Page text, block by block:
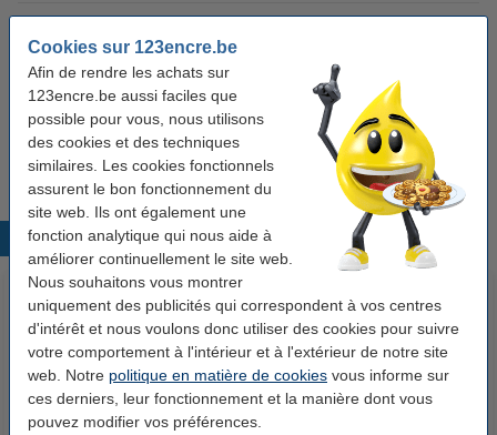
Cookies sur 123encre.be
Afin de rendre les achats sur
123encre.be aussi faciles que
possible pour vous, nous utilisons
des cookies et des techniques
similaires. Les cookies fonctionnels
assurent le bon fonctionnement du
site web. Ils ont également une
fonction analytique qui nous aide à
améliorer continuellement le site web.
Nous souhaitons vous montrer
uniquement des publicités qui correspondent à vos centres
d'intérêt et nous voulons donc utiliser des cookies pour suivre
votre comportement à l'intérieur et à l'extérieur de notre site
web. Notre politique en matière de cookies vous informe sur
ces derniers, leur fonctionnement et la manière dont vous
pouvez modifier vos préférences.
Dimensions: 16 pouces x 30,5 m
Grammage: 260 g/m²
Code EAN: 010343859678
Produits populaires